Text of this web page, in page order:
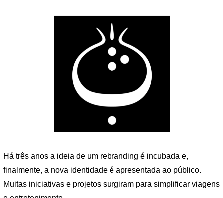
Há três anos a ideia de um rebranding é incubada e,
finalmente, a nova identidade é apresentada ao público.
Muitas iniciativas e projetos surgiram para simplificar viagens